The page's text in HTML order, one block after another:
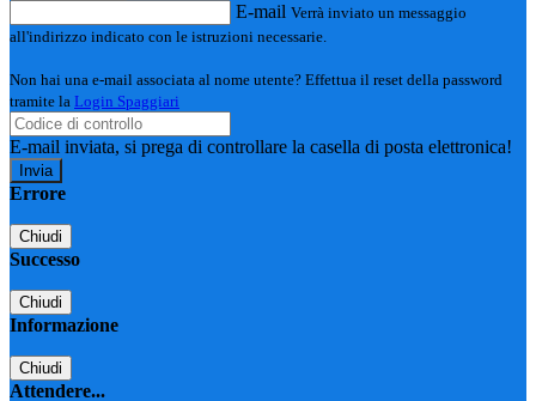
E-mail Verrà inviato un messaggio
all'indirizzo indicato con le istruzioni necessarie.
Non hai una e-mail associata al nome utente? Effettua il reset della password
tramite la Login Spaggiari
E-mail inviata, si prega di controllare la casella di posta elettronica!
Errore
Chiudi
Successo
Chiudi
Informazione
Chiudi
Attendere...